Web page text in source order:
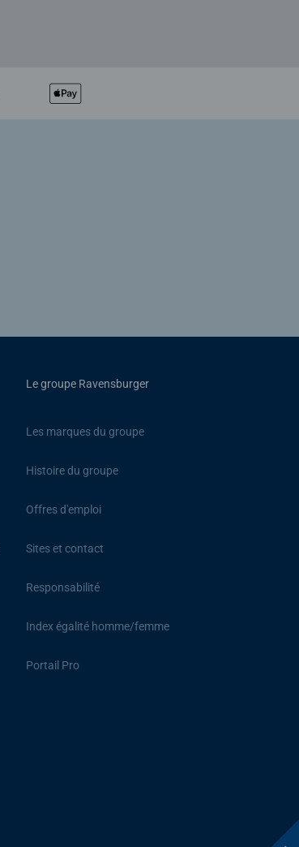
Le groupe Ravensburger
Les marques du groupe
Histoire du groupe
Offres d'emploi
Sites et contact
Responsabilité
Index égalité homme/femme
Portail Pro